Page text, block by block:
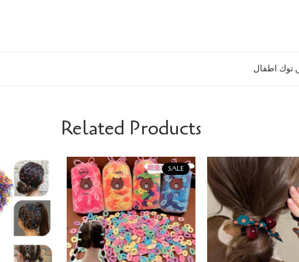
, توك اطفال
Related Products
-50%